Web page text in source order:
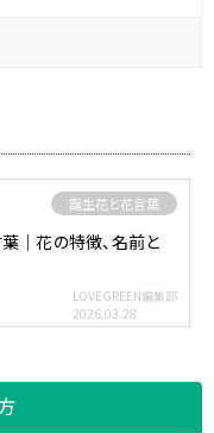
誕生花と花言葉
｜花の特徴、名前と
LOVEGREEN編集部
2026.03.28